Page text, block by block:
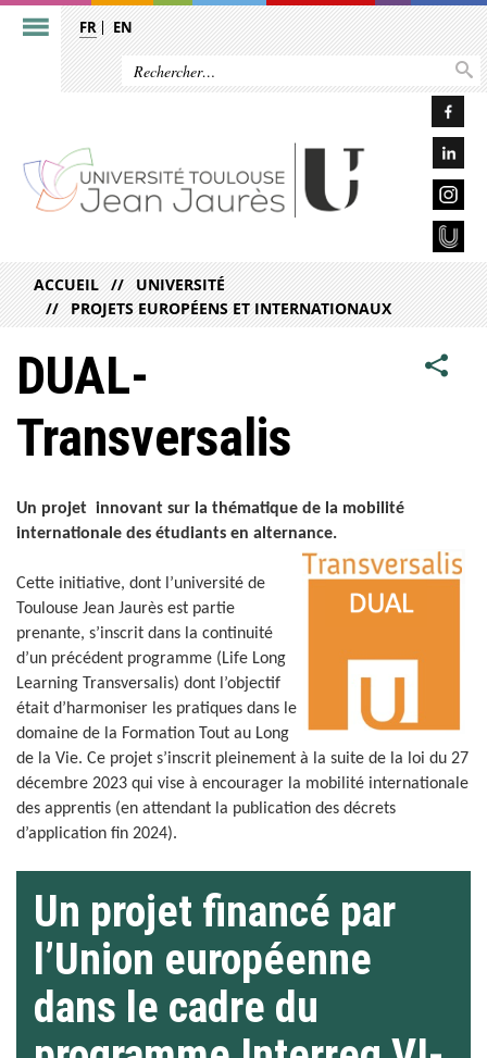
FR EN
ACCUEIL
UNIVERSITÉ
PROJETS EUROPÉENS ET INTERNATIONAUX
DUAL-
Transversalis
Un projet innovant sur la thématique de la mobilité
internationale des étudiants en alternance.
Cette initiative, dont l’université de
Toulouse Jean Jaurès est partie
prenante, s’inscrit dans la continuité
d’un précédent programme (Life Long
Learning Transversalis) dont l’objectif
était d’harmoniser les pratiques dans le
domaine de la Formation Tout au Long
de la Vie. Ce projet s’inscrit pleinement à la suite de la loi du 27
décembre 2023 qui vise à encourager la mobilité internationale
des apprentis (en attendant la publication des décrets
d’application fin 2024).
Un projet financé par
l’Union européenne
dans le cadre du